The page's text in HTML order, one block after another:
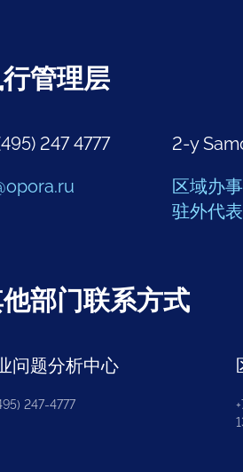
管理层
247 4777
2-y
区域办
驻外代表
部门联系方式
问题分析中心
247-4777